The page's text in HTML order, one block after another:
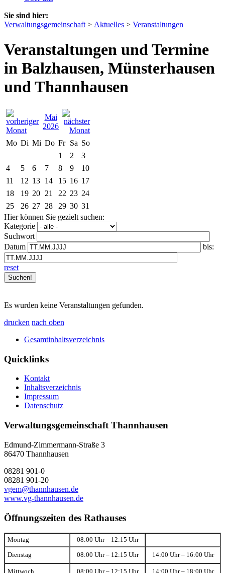
Sie sind hier:
Verwaltungsgemeinschaft > Aktuelles > Veranstaltungen
Veranstaltungen und Termine
in Balzhausen, Münsterhausen
und Thannhausen
Mai
2026
Mo Di Mi Do Fr Sa So
1
2
3
4
5 6 7 8 9
10
11
12 13 14 15 16 17
18
19 20 21 22 23 24
25
26 27 28 29 30 31
Hier können Sie gezielt suchen:
Kategorie
Suchwort
Datum
bis:
reset
Es wurden keine Veranstaltungen gefunden.
drucken nach oben
Gesamtinhaltsverzeichnis
Quicklinks
Kontakt
Inhaltsverzeichnis
Impressum
Datenschutz
Verwaltungsgemeinschaft Thannhausen
Edmund-Zimmermann-Straße 3
86470 Thannhausen
08281 901-0
08281 901-20
vgem@thannhausen.de
www.vg-thannhausen.de
Öffnungszeiten des Rathauses
Montag 08:00 Uhr – 12:15 Uhr
Dienstag 08:00 Uhr – 12:15 Uhr 14:00 Uhr – 16:00 Uhr